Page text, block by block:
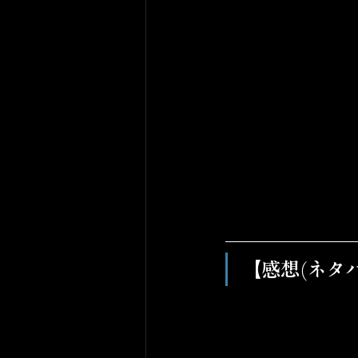
【感想(ネタ